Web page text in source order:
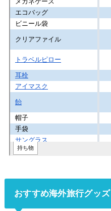
おすすめ海外旅行グッズ